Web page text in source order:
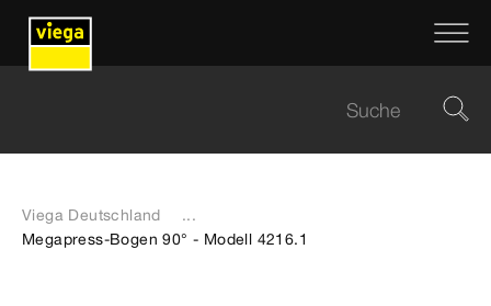
Viega Deutschland
...
Megapress-Bogen 90° - Modell 4216.1